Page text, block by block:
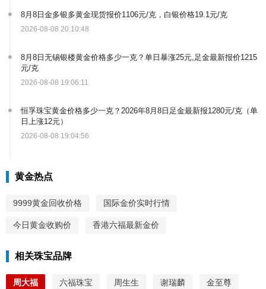
8月8日金多银多黄金现货报价1106元/克，白银价格19.1元/克
2026-08-08 20:10:48
8月8日无锡银楼黄金价格多少一克？单日暴涨25元,足金最新报价1215
元/克
2026-08-08 19:06:11
恒孚珠宝黄金价格多少一克？2026年8月8日足金最新报1280元/克（单
日上涨12元）
2026-08-08 19:04:56
黄金热点
9999黄金回收价格 国际金价实时行情
今日黄金收购价 香港六福最新金价
相关珠宝品牌
周大福 六福珠宝 周生生 谢瑞麟 金至尊